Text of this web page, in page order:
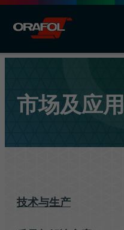
市场及应用
技术与生产